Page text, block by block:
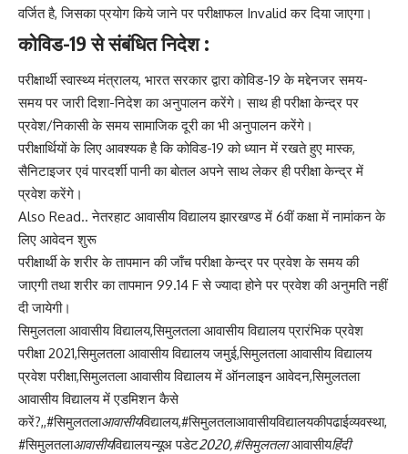
वर्जित है, जिसका प्रयोग किये जाने पर परीक्षाफल Invalid कर दिया जाएगा।
कोविड-19 से संबंधित निदेश :
परीक्षार्थी स्वास्थ्य मंत्रालय, भारत सरकार द्वारा कोविड-19 के मद्देनजर समय-
समय पर जारी दिशा-निदेश का अनुपालन करेंगे। साथ ही परीक्षा केन्द्र पर
प्रवेश/निकासी के समय सामाजिक दूरी का भी अनुपालन करेंगे।
परीक्षार्थियों के लिए आवश्यक है कि कोविड-19 को ध्यान में रखते हुए मास्क,
सैनिटाइजर एवं पारदर्शी पानी का बोतल अपने साथ लेकर ही परीक्षा केन्द्र में
प्रवेश करेंगे।
Also Read.. नेतरहाट आवासीय विद्यालय झारखण्ड में 6वीं कक्षा में नामांकन के
लिए आवेदन शुरू
परीक्षार्थी के शरीर के तापमान की जाँच परीक्षा केन्द्र पर प्रवेश के समय की
जाएगी तथा शरीर का तापमान 99.14 F से ज्यादा होने पर प्रवेश की अनुमति नहीं
दी जायेगी।
सिमुलतला आवासीय विद्यालय,सिमुलतला आवासीय विद्यालय प्रारंभिक प्रवेश
परीक्षा 2021,सिमुलतला आवासीय विद्यालय जमुई,सिमुलतला आवासीय विद्यालय
प्रवेश परीक्षा,सिमुलतला आवासीय विद्यालय में ऑनलाइन आवेदन,सिमुलतला
आवासीय विद्यालय में एडमिशन कैसे
करें?,,#सिमुलतलाआवासीयविद्यालय,#सिमुलतलाआवासीयविद्यालयकीपढाईव्यवस्था,
#सिमुलतलाआवासीयविद्यालयन्यूअ पडेट2020,#सिमुलतलाआवासीयहिंदी